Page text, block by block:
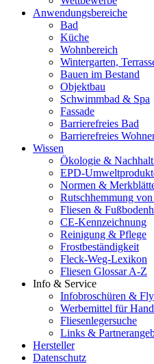
Anwendungsbereiche
Bad
Küche
Wohnbereich
Wintergarten,
Bauen im Bestand
Objektbau
Schwimmbad & Spa
Fassade
Barrierefreies Bad
Barrierefreies
Wissen
Ökologie &
EPD-
Normen &
Rutschhemmung
Fliesen &
CE-Kennzeichnung
Reinigung & Pflege
Frostbeständigkeit
Fleck-Weg-Lexikon
Fliesen Glossar A-Z
Info & Service
Infobroschüren &
Werbemittel für
Fliesenlegersuche
Links &
Hersteller
Datenschutz